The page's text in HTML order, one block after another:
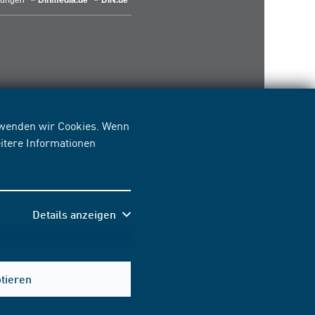
wir Cookies. Wenn
Informationen
Details anzeigen